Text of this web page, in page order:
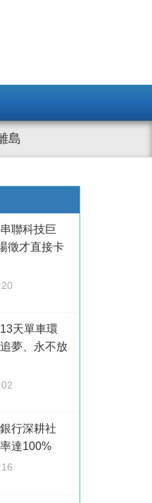
島
聯科技巨
徵才直接卡
天單車環
夢、永不放
行深耕社
達100%